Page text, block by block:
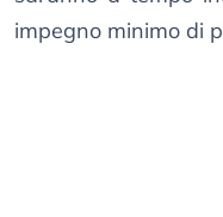
impegno minimo di